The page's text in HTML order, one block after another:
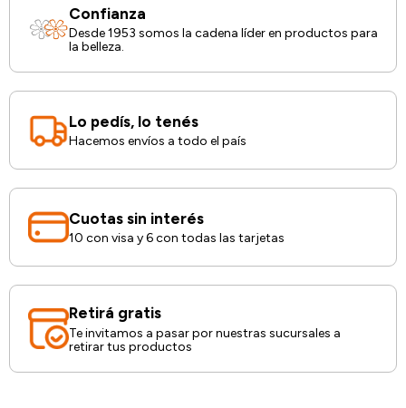
Confianza
Desde 1953 somos la cadena líder en productos para
la belleza.
Lo pedís, lo tenés
Hacemos envíos a todo el país
Cuotas sin interés
10 con visa y 6 con todas las tarjetas
Retirá gratis
Te invitamos a pasar por nuestras sucursales a
retirar tus productos